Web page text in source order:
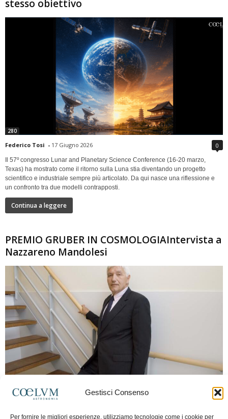
Gestisci Consenso
Per fornire le migliori esperienze, utilizziamo tecnologie come i cookie per
stesso obiettivo
280
Federico Tosi - 17 Giugno 2026 0
Il 57º congresso Lunar and Planetary Science Conference (16-20 marzo,
Texas) ha mostrato come il ritorno sulla Luna stia diventando un progetto
scientifico e industriale sempre più articolato. Da qui nasce una riflessione e
un confronto tra due modelli contrapposti.
Continua a leggere
PREMIO GRUBER IN COSMOLOGIAIntervista a
Nazzareno Mandolesi
Frida Paolella - 16 Giugno 2026 0
spaziale europea e della missione Planck. Il dialogo ripercorre i principali